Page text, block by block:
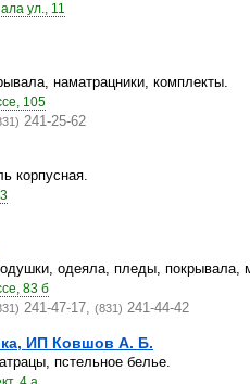
ул., 11
наматрацники, комплекты.
105
241-25-62
корпусная.
одеяла, пледы, покрывала,
83 б
241-47-17, (831) 241-44-42
ИП Ковшов А. Б.
пстельное белье.